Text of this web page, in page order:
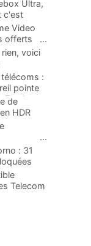
Ultra,
c'est
Video
offerts
...
voici
...
:
pointe
de
HDR
...
: 31
Telecom